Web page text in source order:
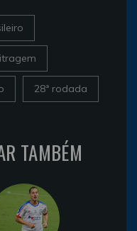
28ª rodada
TAMBÉM